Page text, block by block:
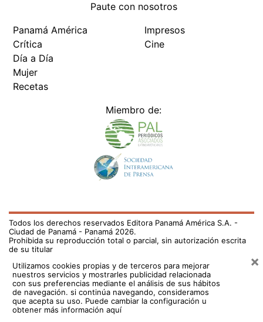
Paute con nosotros
Panamá América
Crítica
Día a Día
Mujer
Recetas
Impresos
Cine
Miembro de:
Todos los derechos reservados Editora Panamá América S.A. -
Ciudad de Panamá - Panamá 2026.
Prohibida su reproducción total o parcial, sin autorización escrita
de su titular
Utilizamos cookies propias y de terceros para mejorar
nuestros servicios y mostrarles publicidad relacionada
con sus preferencias mediante el análisis de sus hábitos
de navegación. si continúa navegando, consideramos
que acepta su uso. Puede cambiar la configuración u
obtener más información aquí
×